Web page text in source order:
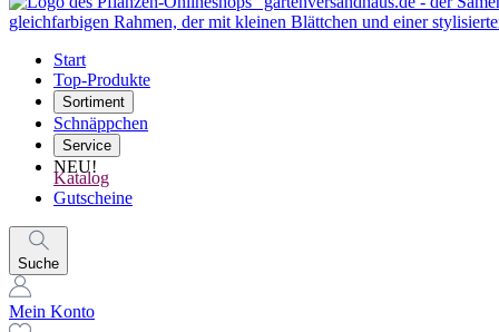
Start
Top-Produkte
Sortiment
Schnäppchen
Service
NEU!
Katalog
Gutscheine
Suche
Mein Konto